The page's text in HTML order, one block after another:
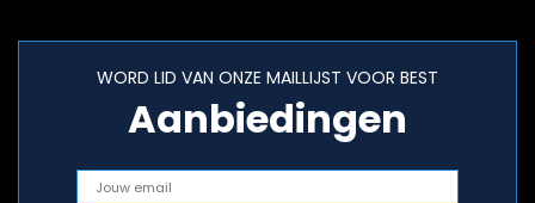
WORD LID VAN ONZE MAILLIJST VOOR BEST
Aanbiedingen